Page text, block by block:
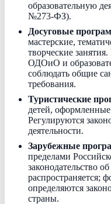
образовательную
№273-ФЗ).
Досуговые
мастерские,
творческие
ОДОиО и
соблюдать общие
требования.
Туристические
детей,
Регулируются
деятельности.
Зарубежные
пределами
законодательство
распространяется;
определяются
страны.